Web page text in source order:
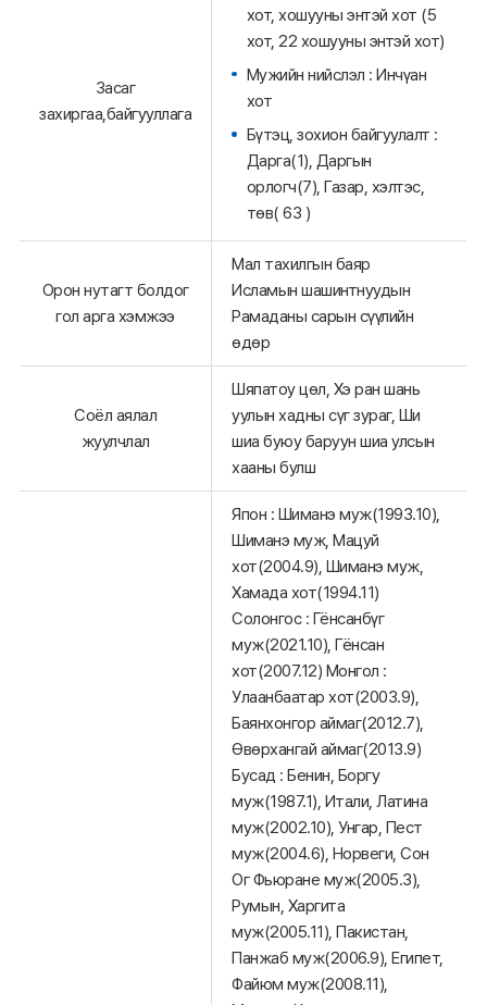
Засаг
захиргаа,байгууллага
хот, хошууны энтэй хот (5
хот, 22 хошууны энтэй хот)
Мужийн нийслэл : Инчүан
хот
Бүтэц, зохион байгуулалт :
Дарга(1), Даргын
орлогч(7), Газар, хэлтэс,
төв( 63 )
Орон нутагт болдог
гол арга хэмжээ
Мал тахилгын баяр
Исламын шашинтнуудын
Рамаданы сарын сүүлийн
өдөр
Соёл аялал
жуулчлал
Шяпатоу цөл, Хэ ран шань
уулын хадны сүг зураг, Ши
шиа буюу баруун шиа улсын
хааны булш
Япон : Шиманэ муж(1993.10),
Шиманэ муж, Мацуй
хот(2004.9), Шиманэ муж,
Хамада хот(1994.11)
Солонгос : Гёнсанбүг
муж(2021.10), Гёнсан
хот(2007.12) Монгол :
Улаанбаатар хот(2003.9),
Баянхонгор аймаг(2012.7),
Өвөрхангай аймаг(2013.9)
Бусад : Бенин, Боргу
муж(1987.1), Итали, Латина
муж(2002.10), Унгар, Пест
муж(2004.6), Норвеги, Сон
Ог Фьюране муж(2005.3),
Румын, Харгита
муж(2005.11), Пакистан,
Панжаб муж(2006.9), Египет,
Файюм муж(2008.11),